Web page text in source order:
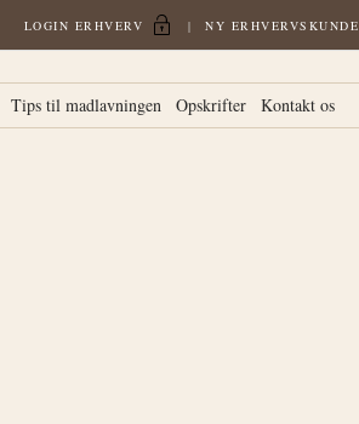
LOGIN ERHVERV NY ERHVERVSKUNDE
Tips til madlavningen Opskrifter Kontakt os